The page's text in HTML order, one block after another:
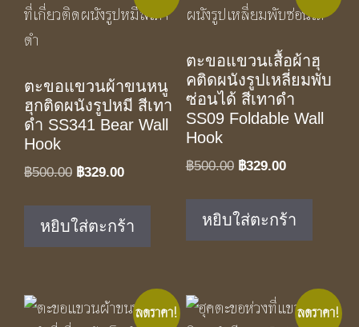
ตะขอแขวนผ้าขนหนู
ฮุกติดผนังรูปหมี สีเทา
ดำ SS341 Bear Wall
Hook
฿500.00 Original
was:
฿500.00.
฿329.00Current
฿329.00.
หยิบใส่ตะกร้า
ตะขอแขวนเสื้อผ้าฮุ
คติดผนังรูปเหลี่ยมพับ
ซ่อนได้ สีเทาดำ
SS09 Foldable Wall
Hook
฿500.00 Original
was:
฿500.00.
฿329.00Current
฿329.00.
หยิบใส่ตะกร้า
ลดราคา! ลดราคา!